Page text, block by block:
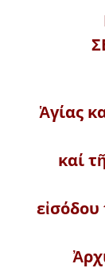
Ἁγίας
καί
εἰσόδου